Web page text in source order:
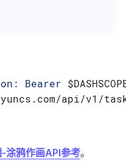
Bearer
api/v1/
-涂鸦作画API参考。